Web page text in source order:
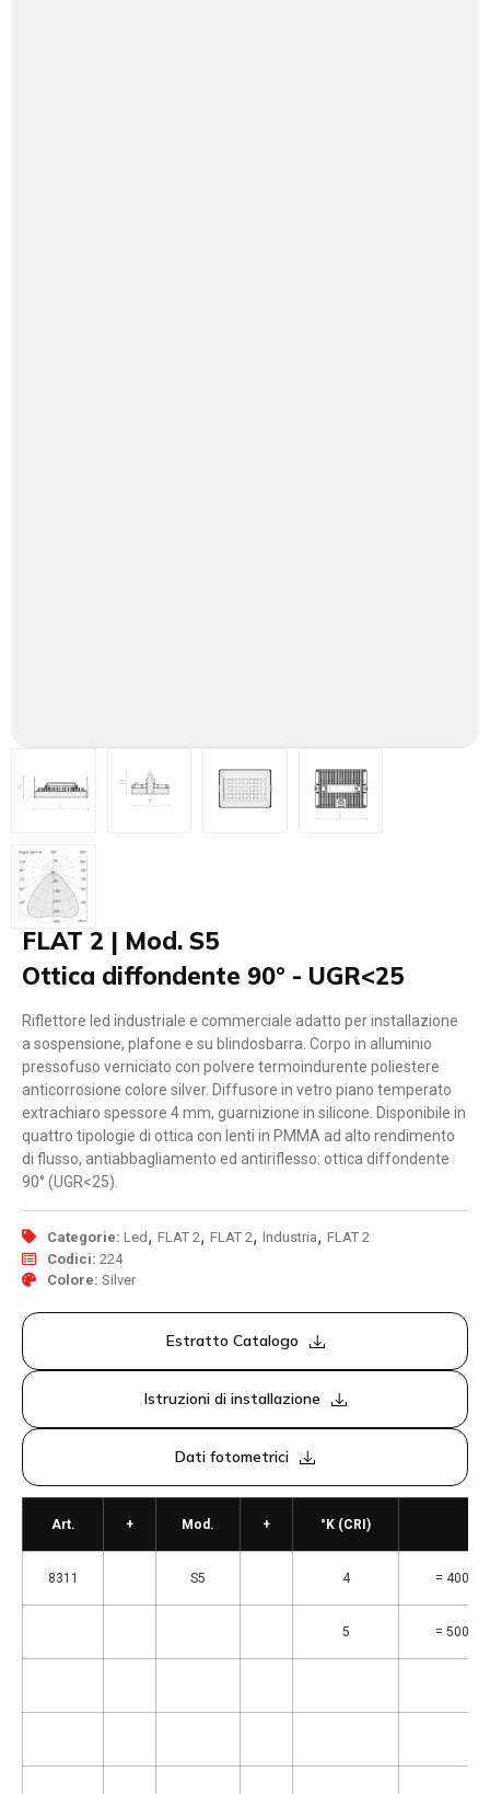
FLAT 2 | Mod. S5
Ottica diffondente 90° - UGR<25
Riflettore led industriale e commerciale adatto per installazione
a sospensione, plafone e su blindosbarra. Corpo in alluminio
pressofuso verniciato con polvere termoindurente poliestere
anticorrosione colore silver. Diffusore in vetro piano temperato
extrachiaro spessore 4 mm, guarnizione in silicone. Disponibile in
quattro tipologie di ottica con lenti in PMMA ad alto rendimento
di flusso, antiabbagliamento ed antiriflesso: ottica diffondente
90° (UGR<25).
Categorie: Led , FLAT 2, FLAT 2, Industria, FLAT 2
Codici: 224
Colore: Silver
Estratto Catalogo
Istruzioni di installazione
Dati fotometrici
Art. + Mod. + °K (CRI)
8311 S5 4 =
5 =